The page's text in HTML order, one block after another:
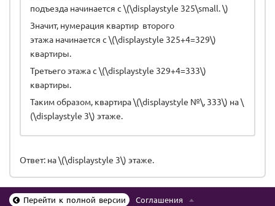
подъезда начинается с \(\displaystyle 325\small. \)
Значит, нумерация квартир второго
этажа начинается с \(\displaystyle 325+4=329\)
квартиры.
Третьего этажа с \(\displaystyle 329+4=333\)
квартиры.
Таким образом, квартира \(\displaystyle №\, 333\) на \
(\displaystyle 3\) этаже.
Ответ: на \(\displaystyle 3\) этаже.
Перейти к полной версии Соглашения